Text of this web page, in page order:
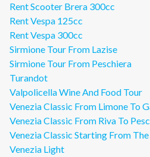
Rent Scooter Brera 300cc
Rent Vespa 125cc
Rent Vespa 300cc
Sirmione Tour From Lazise
Sirmione Tour From Peschiera
Turandot
Valpolicella Wine And Food Tour
Venezia Classic From Limone To
Venezia Classic From Riva To
Venezia Classic Starting From
Venezia Light